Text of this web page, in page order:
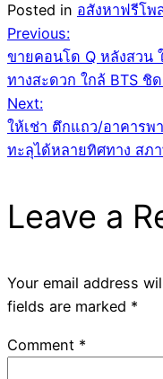
Posted in อสังหาฟรีโพ
Post
Previous:
ขายคอนโด Q หลังสวน
ทางสะดวก ใกล้ BTS ชิ
Next:
ให้เช่า ตึกแถว/อาคาร
ทะลุได้หลายทิศทาง สภ
Leave a
Your email address
fields are marked *
Comment *